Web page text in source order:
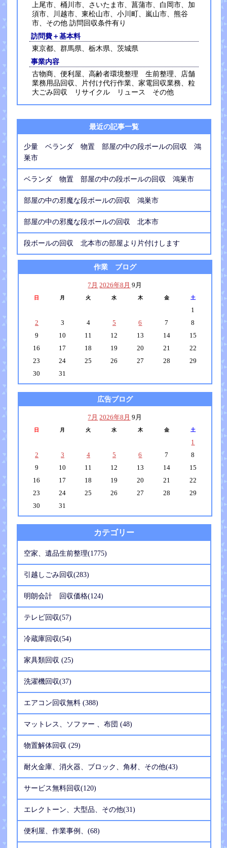
上尾市、桶川市、さいたま市、菖蒲市、白岡市、加
須市、川越市、東松山市、小川町、嵐山市、熊谷
市、その他 訪問回収条件有り
訪問費＋基本料
東京都、群馬県、栃木県、茨城県
事業内容
古物商、便利屋、高齢者環境整理 生前整理、店舗
業務用品回収、片付け代行作業、家電回収業務、粒
大ごみ回収 リサイクル リュース その他
最近の記事一覧
少量 ベランダ 物置 部屋の中の段ボールの回収 鴻
巣市
ベランダ 物置 部屋の中の段ボールの回収 鴻巣市
部屋の中の邪魔な段ボールの回収 鴻巣市
部屋の中の邪魔な段ボールの回収 北本市
段ボールの回収 北本市の部屋より片付けします
作業 ブログ
7月 2026年8月 9月
日 月 火 水 木 金 土
1
2
3 4 5 6 7
8
9
10 11 12 13 14
15
16
17 18 19 20 21
22
23
24 25 26 27 28
29
30
31
広告ブログ
7月 2026年8月 9月
日 月 火 水 木 金 土
1
2
3 4 5 6 7
8
9
10 11 12 13 14
15
16
17 18 19 20 21
22
23
24 25 26 27 28
29
30
31
カテゴリー
空家、遺品生前整理(1775)
引越しごみ回収(283)
明朗会計 回収価格(124)
テレビ回収(57)
冷蔵庫回収(54)
家具類回収 (25)
洗濯機回収(37)
エアコン回収無料 (388)
マットレス、ソファー 、布団 (48)
物置解体回収 (29)
耐火金庫、消火器、ブロック、角材、その他(43)
サービス無料回収(120)
エレクトーン、大型品、その他(31)
便利屋、作業事例、(68)